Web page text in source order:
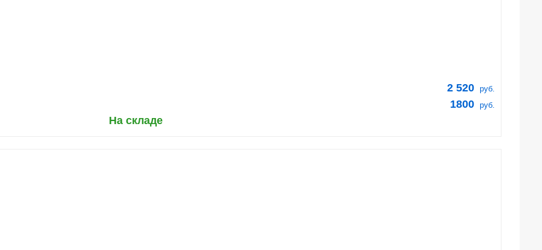
2 520 руб.
1800 руб.
На складе